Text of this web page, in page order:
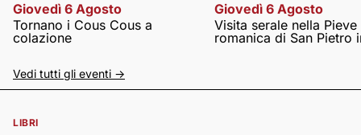
Giovedì 6 Agosto
Tornano i Cous Cous a
colazione
Giovedì 6 Agosto
Visita serale nella Pieve
romanica di San Pietro
Vedi tutti gli eventi ->
LIBRI